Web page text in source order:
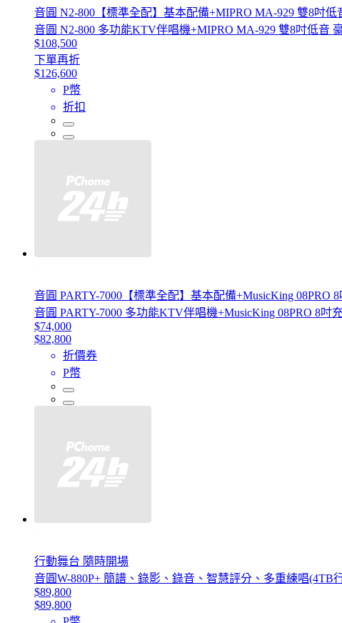
音圓 N2-800【標準全配】基本配備+MIPRO MA-929 雙8吋
音圓 N2-800 多功能KTV伴唱機+MIPRO MA-929 雙8吋低音
$108,500
下單再折
$126,600
P幣
折扣
音圓 PARTY-7000【標準全配】基本配備+MusicKing 08PRO
音圓 PARTY-7000 多功能KTV伴唱機+MusicKing 08PRO 8
$74,000
$82,800
折價券
P幣
行動舞台 隨時開場
音圓W-880P+ 簡譜、錄影、錄音、智慧評分、多重練唱(4TB
$89,800
$89,800